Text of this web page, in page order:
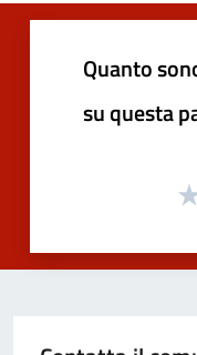
Quanto
su questa